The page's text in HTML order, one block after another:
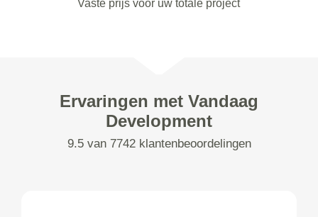
Vaste prijs voor uw totale project
Ervaringen met Vandaag
Development
9.5 van 7742 klantenbeoordelingen